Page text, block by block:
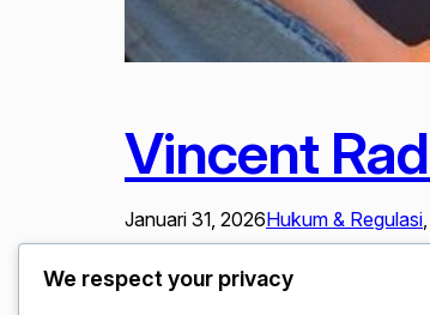
Vincent
Januari 31, 2026Hukum & Regulasi
Vincent Raditya Pilot Vlogger
We respect your privacy